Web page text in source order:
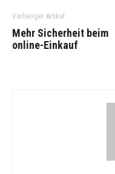
Vorheriger Artikel
Mehr Sicherheit beim
online-Einkauf